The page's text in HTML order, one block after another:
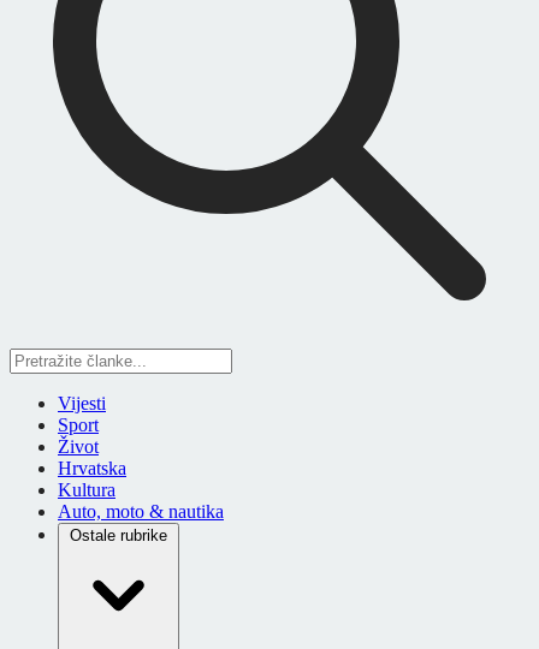
Vijesti
Sport
Život
Hrvatska
Kultura
Auto, moto & nautika
Ostale rubrike